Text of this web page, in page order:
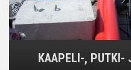
KAAPELI-, PUTKI-